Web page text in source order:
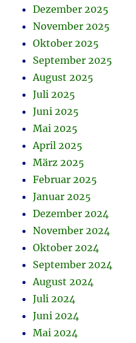
Dezember 2025
November 2025
Oktober 2025
September 2025
August 2025
Juli 2025
Juni 2025
Mai 2025
April 2025
März 2025
Februar 2025
Januar 2025
Dezember 2024
November 2024
Oktober 2024
September 2024
August 2024
Juli 2024
Juni 2024
Mai 2024